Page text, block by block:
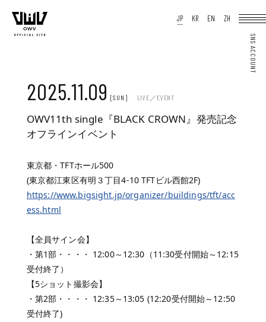
NEWS
SCHEDULE
PROFILE
WEB RADIO
MEMBER DIARY
STAFF BLOG
WALLPAPER
JP KR EN ZH
2025.11.09 [SUN] LIVE／EVENT
OWV11th single『BLACK CROWN』発売記念
オフラインイベント
東京都・TFTホール500
(東京都江東区有明３丁目4-10 TFTビル西館2F)
https://www.bigsight.jp/organizer/buildings/tft/acc
ess.html
【全員サイン会】
・第1部・・・・ 12:00～12:30（11:30受付開始～12:15
受付終了）
【5ショット撮影会】
・第2部・・・・ 12:35～13:05 (12:20受付開始～12:50
受付終了)